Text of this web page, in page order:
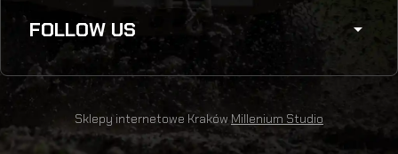
FOLLOW US arrow_drop_down
Sklepy internetowe Kraków Millenium Studio